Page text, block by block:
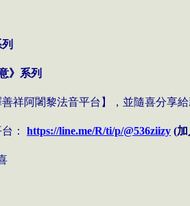
》系列
祥阿闍黎法音平台】，並隨喜分享
： https://line.me/R/ti/p/@536ziizy (